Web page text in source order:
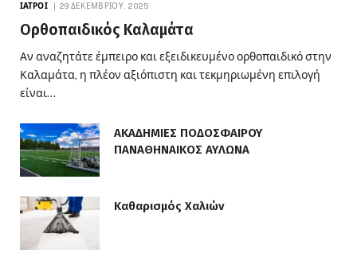
ΙΑΤΡΟΊ 29 ΔΕΚΕΜΒΡΊΟΥ, 2025
Ορθοπαιδικός Καλαμάτα
Αν αναζητάτε έμπειρο και εξειδικευμένο ορθοπαιδικό στην
Καλαμάτα, η πλέον αξιόπιστη και τεκμηριωμένη επιλογή
είναι…
ΑΚΑΔΗΜΙΕΣ ΠΟΔΟΣΦΑΙΡΟΥ
ΠΑΝΑΘΗΝΑΙΚΟΣ ΑΥΛΩΝΑ
Καθαρισμός Χαλιών